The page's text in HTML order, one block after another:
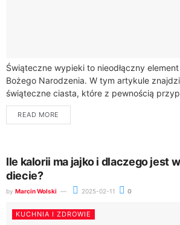
Świąteczne wypieki to nieodłączny
Bożego Narodzenia. W tym artykule
świąteczne ciasta, które z pewnością
ochy i achy. Od tradycyjnych...
READ MORE
Ile kalorii ma jajko i dlaczego jest
diecie?
by Marcin Wolski 2025-02-11 0
KUCHNIA I ZDROWIE